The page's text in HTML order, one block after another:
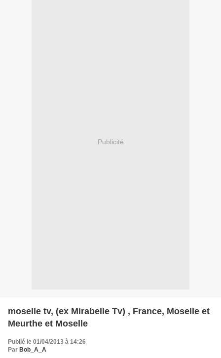
Publicité
moselle tv, (ex Mirabelle Tv) , France, Moselle et
Meurthe et Moselle
Publié le 01/04/2013 à 14:26
Par Bob_A_A